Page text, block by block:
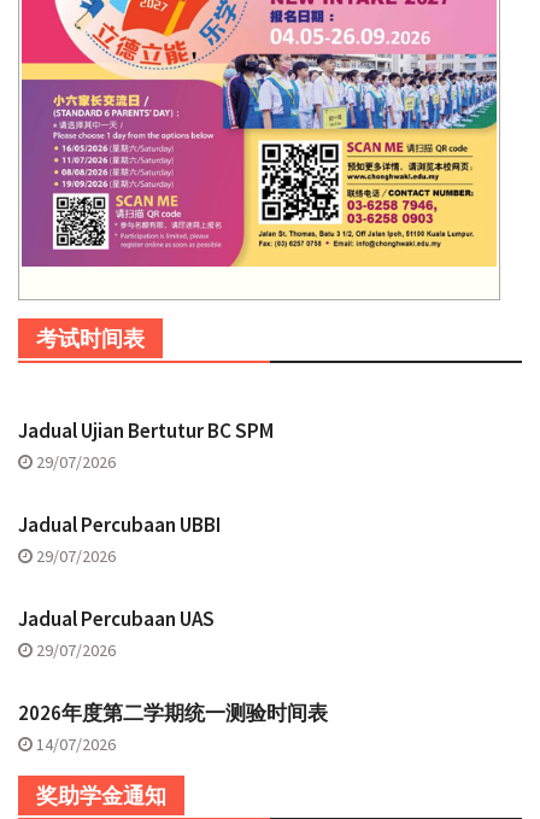
考试时间表
Jadual Ujian Bertutur BC SPM
29/07/2026
Jadual Percubaan UBBI
29/07/2026
Jadual Percubaan UAS
29/07/2026
2026年度第二学期统一测验时间表
14/07/2026
奖助学金通知